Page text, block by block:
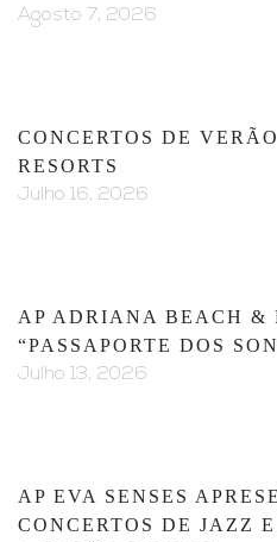
Agosto 7, 2026
CONCERTOS DE
RESORTS
Julho 16, 2026
AP ADRIANA BEACH &
“PASSAPORTE DOS
Julho 13, 2026
AP EVA SENSES
CONCERTOS DE JAZZ